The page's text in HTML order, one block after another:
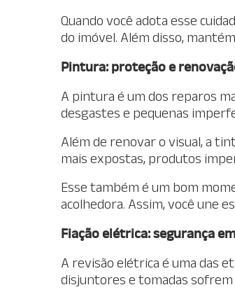
Quando você adota esse
do imóvel. Além disso,
Pintura: proteção e
A pintura é um dos reparos
desgastes e pequenas
Além de renovar o visual, a
mais expostas, produtos
Esse também é um bom
acolhedora. Assim, você une
Fiação elétrica: segurança
A revisão elétrica é uma das
disjuntores e tomadas